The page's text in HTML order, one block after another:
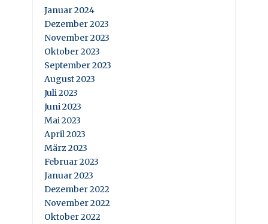
Januar 2024
Dezember 2023
November 2023
Oktober 2023
September 2023
August 2023
Juli 2023
Juni 2023
Mai 2023
April 2023
März 2023
Februar 2023
Januar 2023
Dezember 2022
November 2022
Oktober 2022